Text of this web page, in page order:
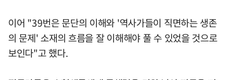
이어 "39번은 문단의 이해와 '역사가들이 직면하는 생존
의 문제' 소재의 흐름을 잘 이해해야 풀 수 있었을 것으로
보인다"고 했다.